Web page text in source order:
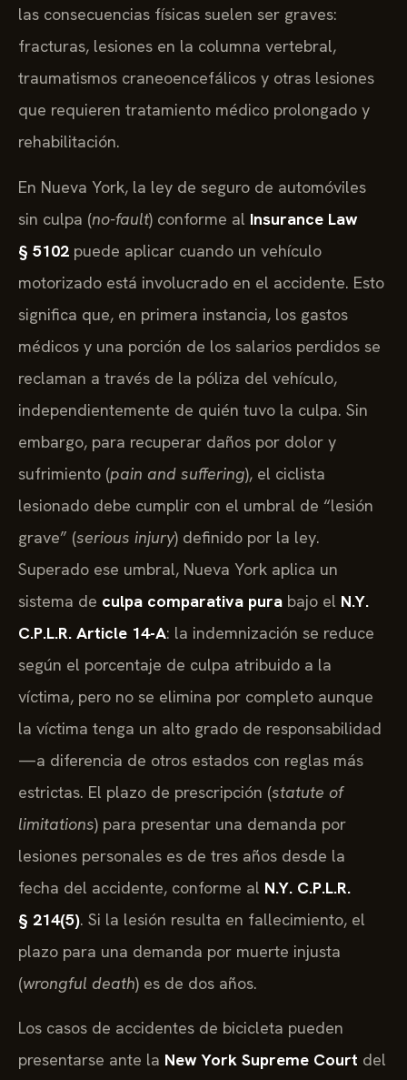
las consecuencias físicas suelen ser graves:
fracturas, lesiones en la columna vertebral,
traumatismos craneoencefálicos y otras lesiones
que requieren tratamiento médico prolongado y
rehabilitación.
En Nueva York, la ley de seguro de automóviles
sin culpa (no-fault) conforme al Insurance Law
§ 5102 puede aplicar cuando un vehículo
motorizado está involucrado en el accidente. Esto
significa que, en primera instancia, los gastos
médicos y una porción de los salarios perdidos se
reclaman a través de la póliza del vehículo,
independientemente de quién tuvo la culpa. Sin
embargo, para recuperar daños por dolor y
sufrimiento (pain and suffering), el ciclista
lesionado debe cumplir con el umbral de “lesión
grave” (serious injury) definido por la ley.
Superado ese umbral, Nueva York aplica un
sistema de culpa comparativa pura bajo el N.Y.
C.P.L.R. Article 14-A: la indemnización se reduce
según el porcentaje de culpa atribuido a la
víctima, pero no se elimina por completo aunque
la víctima tenga un alto grado de responsabilidad
—a diferencia de otros estados con reglas más
estrictas. El plazo de prescripción (statute of
limitations) para presentar una demanda por
lesiones personales es de tres años desde la
fecha del accidente, conforme al N.Y. C.P.L.R.
§ 214(5). Si la lesión resulta en fallecimiento, el
plazo para una demanda por muerte injusta
(wrongful death) es de dos años.
Los casos de accidentes de bicicleta pueden
presentarse ante la New York Supreme Court del